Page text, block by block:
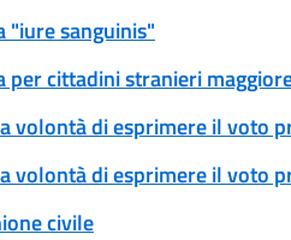
"iure sanguinis"
per cittadini stranieri
volontà di esprimere il voto
volontà di esprimere il voto
civile